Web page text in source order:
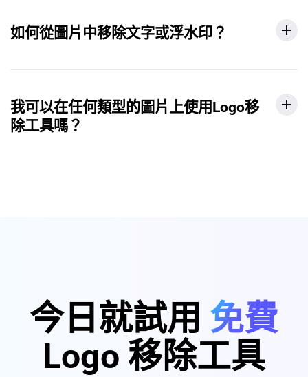
如何從圖片中移除文字或浮水印？
我可以在任何類型的圖片上使用Logo移
除工具嗎？
今日就試用 免費
Logo 移除工具